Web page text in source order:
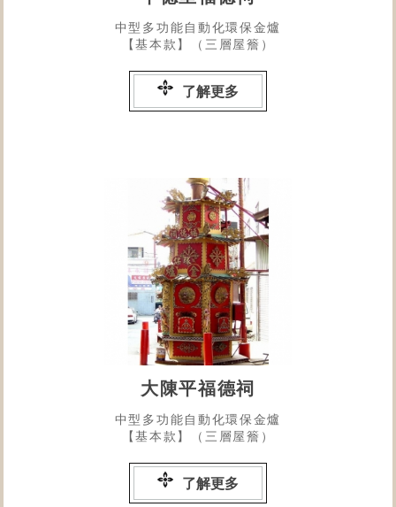
中型多功能自動化環保金爐
【基本款】（三層屋簷）
了解更多
大陳平福德祠
中型多功能自動化環保金爐
【基本款】（三層屋簷）
了解更多